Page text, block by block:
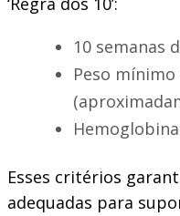
10 semanas
Peso
Esses critérios
adequadas para